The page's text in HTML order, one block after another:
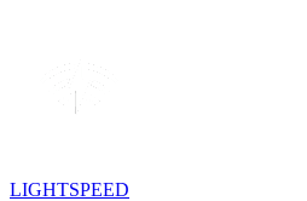
LIGHTSPEED